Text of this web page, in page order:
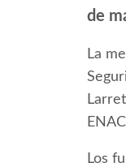
de
La
Los